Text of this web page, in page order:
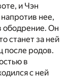
и Чэн
нее,
ободрение. Он
станет за ней
после родов.
в
с ней